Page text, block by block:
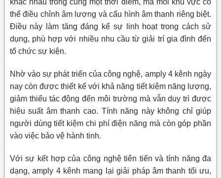
khác nhau trong cùng một thời điểm, mà mỗi khu vực có
thể điều chỉnh âm lượng và cấu hình âm thanh riêng biệt.
Điều này làm tăng đáng kể sự linh hoạt trong cách sử
dụng, phù hợp với nhiều nhu cầu từ giải trí gia đình đến
tổ chức sự kiện.
Nhờ vào sự phát triển của công nghệ, amply 4 kênh ngày
nay còn được thiết kế với khả năng tiết kiệm năng lượng,
giảm thiểu tác động đến môi trường mà vẫn duy trì được
hiệu suất âm thanh cao. Tính năng này không chỉ giúp
người dùng tiết kiệm chi phí điện năng mà còn góp phần
vào việc bảo vệ hành tinh.
Với sự kết hợp của công nghệ tiên tiến và tính năng đa
dạng, amply 4 kênh mang lại giải pháp âm thanh tối ưu,